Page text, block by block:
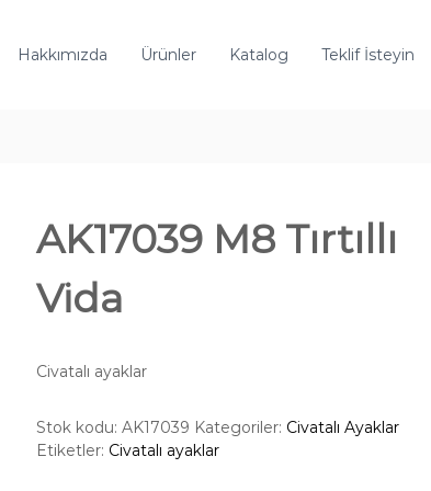
Hakkımızda Ürünler Katalog Teklif İsteyin
AK17039 M8 Tırtıllı
Vida
Civatalı ayaklar
Stok kodu: AK17039 Kategoriler: Civatalı Ayaklar
Etiketler: Civatalı ayaklar